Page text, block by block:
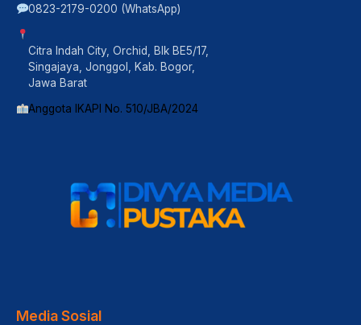
0823-2179-0200 (WhatsApp)
Citra Indah City, Orchid, Blk BE5/17,
Singajaya, Jonggol, Kab. Bogor,
Jawa Barat
Anggota IKAPI No. 510/JBA/2024
Media Sosial